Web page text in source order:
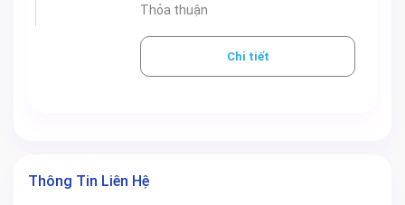
Thỏa thuận
Chi tiết
Thông Tin Liên Hệ